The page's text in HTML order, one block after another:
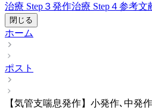
治療 Step３発作治療 Step４参考文
閉じる
ホーム
ポスト
【気管支喘息発作】小発作､中発